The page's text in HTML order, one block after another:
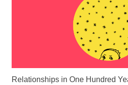
Relationships in One Hundred